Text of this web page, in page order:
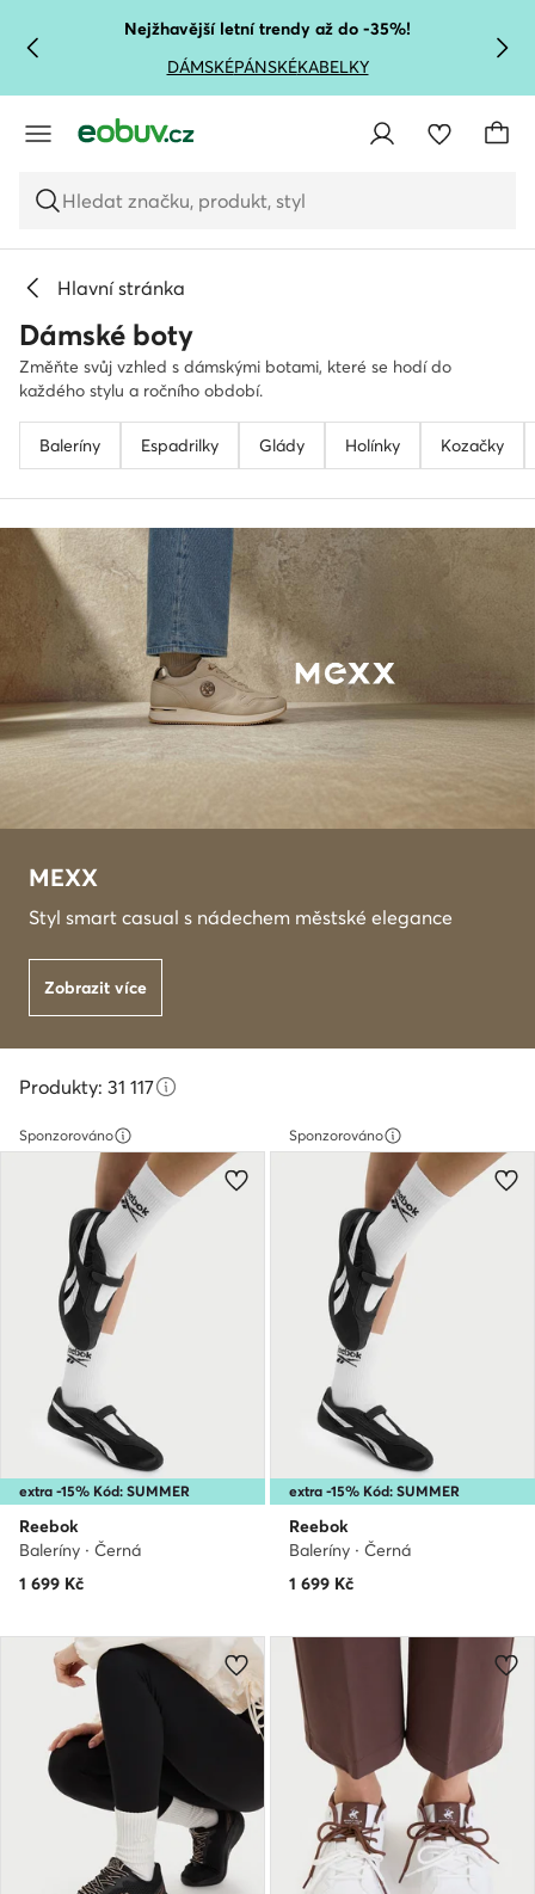
PŘEJÍT NA HLAVNÍ OBSAH
PŘEJÍT NA VYHLEDÁVÁNÍ
Nejžhavější letní trendy až do -35%!
DÁMSKÉPÁNSKÉKABELKY
Hledat značku, produkt, styl
Hlavní stránka
Dámské boty
Změňte svůj vzhled s dámskými botami, které se hodí do
každého stylu a ročního období.
Baleríny Espadrilky Glády Holínky Kozačky
MEXX
Styl smart casual s nádechem městské elegance
Zobrazit více
Produkty: 31 117
Sponzorováno
extra -15% Kód: SUMMER
Reebok
Baleríny · Černá
1 699 Kč
Sponzorováno
extra -15% Kód: SUMMER
Reebok
Baleríny · Černá
1 699 Kč